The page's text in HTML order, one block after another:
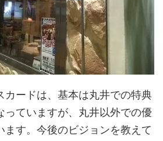
カードは、基本は丸井での特典
っていますが、丸井以外での優
ます。今後のビジョンを教えて